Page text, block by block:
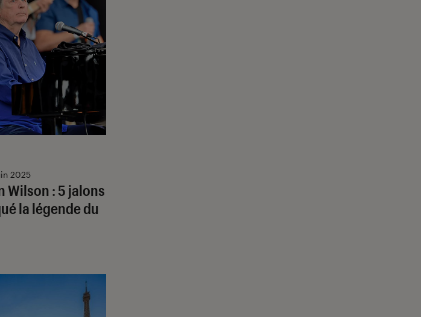
Wilson : 5 jalons
la légende du
2025